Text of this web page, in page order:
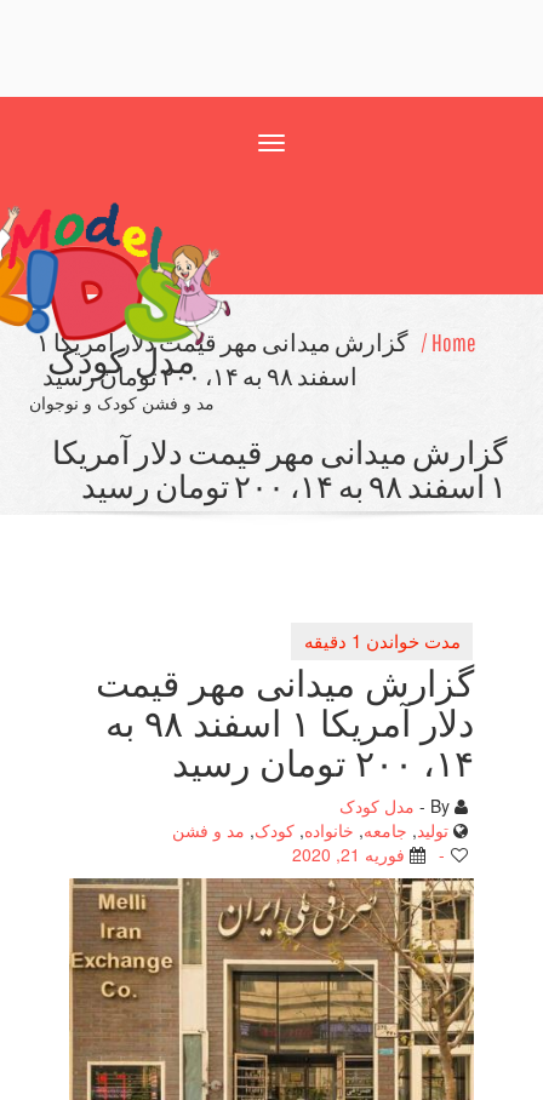
مدل کودک
مد و فشن کودک و نوجوان
گزارش میدانی مهر قیمت دلار آمریكا ۱
اسفند ۹۸ به ۱۴، ۲۰۰ تومان رسید
میدانی مهر قیمت دلار آمریكا
گزارش میدانی مهر قیمت
دلار آمریكا ۱ اسفند ۹۸ به
مدل کودک
جامعه,خانواده, کودک,مد و فشن
فوریه 21, 2020